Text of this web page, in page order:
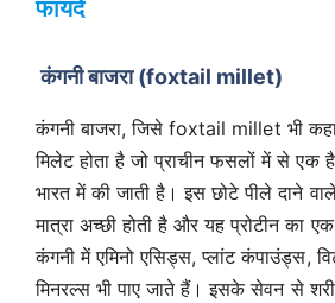
फायदे
कंगनी बाजरा (foxtail millet)
कंगनी बाजरा, जिसे foxtail millet भी कहा
मिलेट होता है जो प्राचीन फसलों में से एक
भारत में की जाती है। इस छोटे पीले दाने
मात्रा अच्छी होती है और यह प्रोटीन का
कंगनी में एमिनो एसिड्स, प्लांट कंपाउंड्स,
मिनरल्स भी पाए जाते हैं। इसके सेवन से